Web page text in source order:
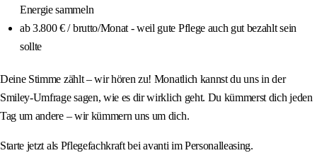
Energie sammeln
ab 3.800 € / brutto/Monat - weil gute Pflege auch gut bezahlt sein
sollte
Deine Stimme zählt – wir hören zu! Monatlich kannst du uns in der
Smiley-Umfrage sagen, wie es dir wirklich geht. Du kümmerst dich jeden
Tag um andere – wir kümmern uns um dich.
Starte jetzt als Pflegefachkraft bei avanti im Personalleasing.